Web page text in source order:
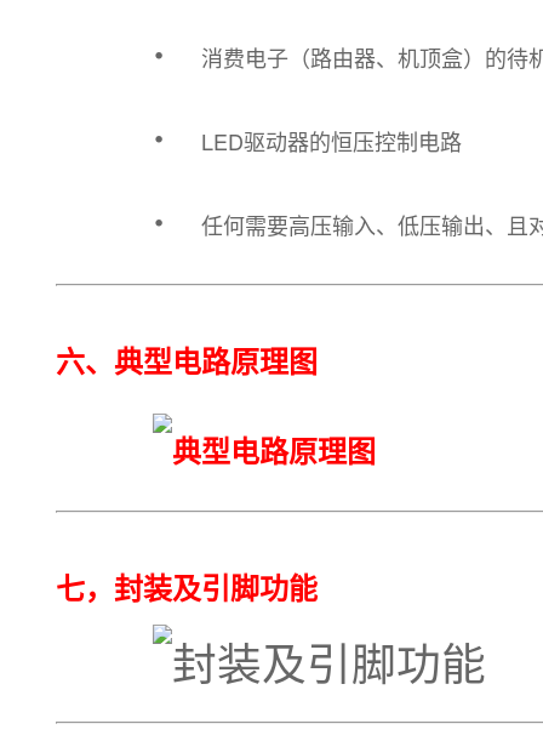
· 消费电子（路由器、机顶盒）的待
· LED驱动器的恒压控制电路
· 任何需要高压输入、低压输出、且
六、 典型电路原理图
七，封装及引脚功能